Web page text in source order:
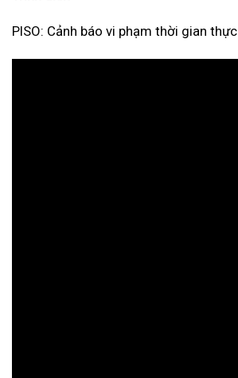
PISO: Cảnh báo vi phạm thời gian thực